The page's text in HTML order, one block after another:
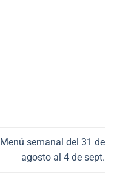
Menú semanal del 31 de
agosto al 4 de sept.